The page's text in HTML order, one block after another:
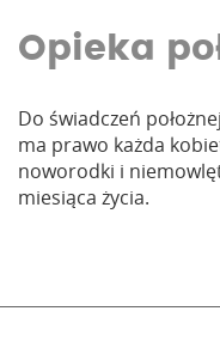
Opieka
Do świadczeń
ma prawo każda
noworodki i
miesiąca życia.